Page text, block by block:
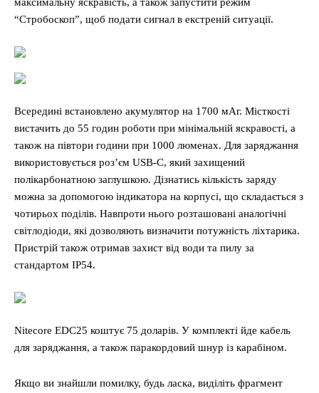
“Стробоскоп”, щоб подати сигнал в екстреній ситуації.
Всередині встановлено акумулятор на 1700 мАг. Місткості
вистачить до 55 годин роботи при мінімальній яскравості, а
також на півтори години при 1000 люменах. Для заряджання
використовується роз’єм USB-C, який захищений
полікарбонатною заглушкою. Дізнатись кількість заряду
можна за допомогою індикатора на корпусі, що складається з
чотирьох поділів. Навпроти нього розташовані аналогічні
світлодіоди, які дозволяють визначити потужність ліхтарика.
Пристрій також отримав захист від води та пилу за
стандартом IP54.
Nitecore EDC25 коштує 75 доларів. У комплекті йде кабель
для заряджання, а також паракордовий шнур із карабіном.
Якщо ви знайшли помилку, будь ласка, виділіть фрагмент